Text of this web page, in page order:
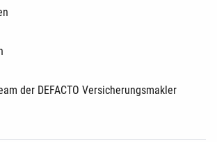
der DEFACTO Versicherungsmakler